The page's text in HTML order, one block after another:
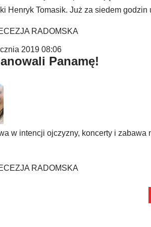
Henryk Tomasik. Już za siedem
RADOMSKA
2019 08:06
Panamę!
w intencji ojczyzny, koncerty i
RADOMSKA